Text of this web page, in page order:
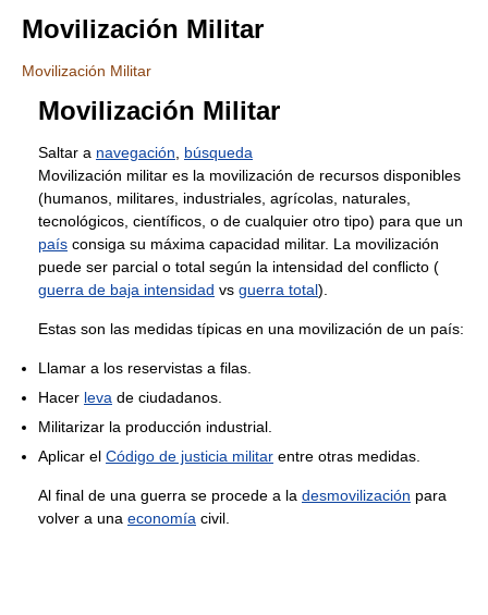
Movilización Militar
Movilización Militar
Movilización Militar
Saltar a navegación
búsqueda
Movilización militar es la movilización de recursos disponibles
(humanos, militares, industriales, agrícolas, naturales,
tecnológicos, científicos, o de cualquier otro tipo) para que un
país consiga su máxima capacidad militar. La movilización
puede ser parcial o total según la intensidad del conflicto (
guerra de baja intensidad vs guerra total).
Estas son las medidas típicas en una movilización de un país:
Llamar a los reservistas a filas.
Hacer leva de ciudadanos.
Militarizar la producción industrial.
Aplicar el Código de justicia militar entre otras medidas.
Al final de una guerra se procede a la desmovilización para
volver a una economía civil.